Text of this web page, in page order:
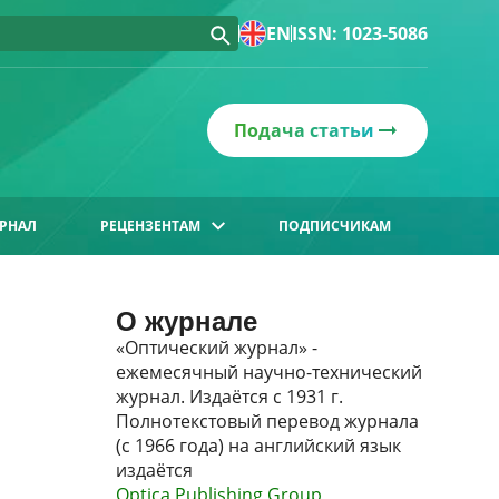
ENISSN: 1023-5086
Подача статьи
РЕЦЕНЗЕНТАМ ПОДПИСЧИКАМ
О журнале
«Оптический журнал» -
ежемесячный научно-технический
журнал. Издаётся с 1931 г.
Полнотекстовый перевод журнала
(с 1966 года) на английский язык
издаётся